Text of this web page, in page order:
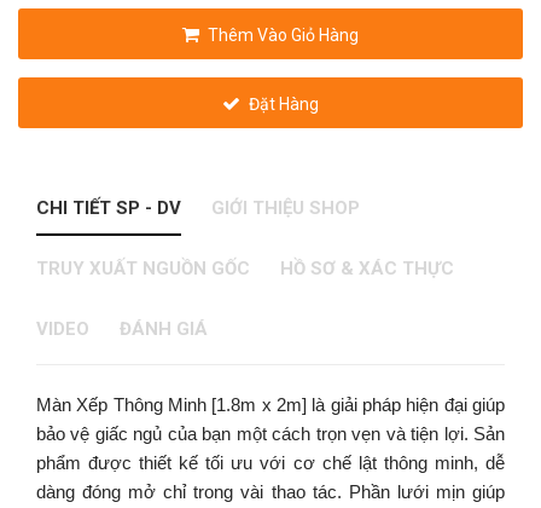
Thêm Vào Giỏ Hàng
Đặt Hàng
CHI TIẾT SP - DV GIỚI THIỆU SHOP
TRUY XUẤT NGUỒN GỐC HỒ SƠ & XÁC THỰC
VIDEO ĐÁNH GIÁ
Màn Xếp Thông Minh [1.8m x 2m] là giải pháp hiện đại giúp
bảo vệ giấc ngủ của bạn một cách trọn vẹn và tiện lợi. Sản
phẩm được thiết kế tối ưu với cơ chế lật thông minh, dễ
dàng đóng mở chỉ trong vài thao tác. Phần lưới mịn giúp